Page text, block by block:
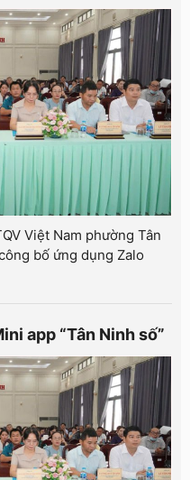
Việt Nam phường Tân
bố ứng dụng Zalo
app “Tân Ninh số”